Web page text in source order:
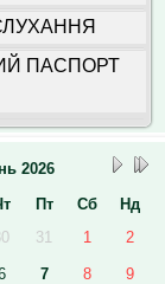
ПАСПОРТ
2026
Пт Сб
Нд
31 1 2
7 8 9